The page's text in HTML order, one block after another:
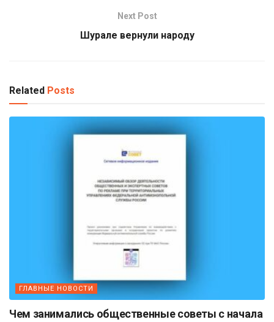
Next Post
Шурале вернули народу
Related Posts
ГЛАВНЫЕ НОВОСТИ
Чем занимались общественные советы с начала